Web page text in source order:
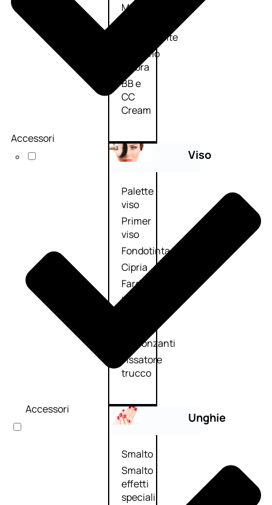
Matita
Rimpolpante
Balsamo
labbra
BB e
CC
Cream
Viso
Palette
viso
Primer
viso
Fondotinta
Cipria
Fard/Blush
Illuminante
abbronzanti
Fissatore
trucco
Unghie
Smalto
Smalto
effetti
speciali
Accessori
Accessori